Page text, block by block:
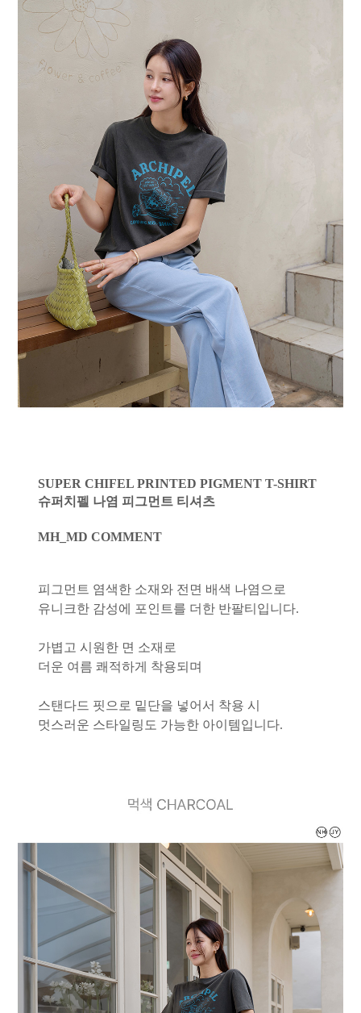
SUPER CHIFEL PRINTED PIGMENT T-SHIRT
슈퍼치펠 나염 피그먼트 티셔츠
MH_MD COMMENT
피그먼트 염색한 소재와 전면 배색 나염으로
유니크한 감성에 포인트를 더한 반팔티입니다.
가볍고 시원한 면 소재로
더운 여름 쾌적하게 착용되며
스탠다드 핏으로 밑단을 넣어서 착용 시
멋스러운 스타일링도 가능한 아이템입니다.